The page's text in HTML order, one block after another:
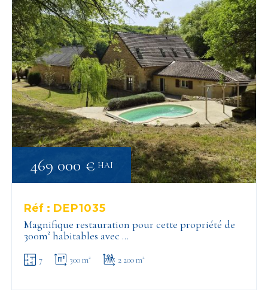
Réf : DEP1035
Magnifique restauration pour cette propriété de
300m² habitables avec …
7 300 m² 2 200 m²
469 000 € HAI